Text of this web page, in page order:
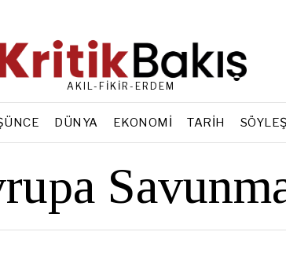
AKIL-FİKİR-ERDEM
DÜNYA EKONOMI TARIH SÖYLEŞI